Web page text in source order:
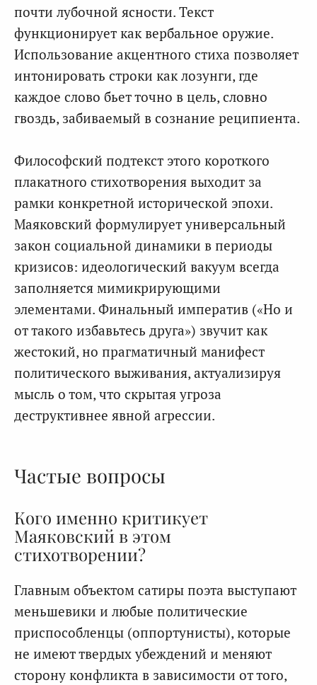
почти лубочной ясности. Текст
функционирует как вербальное оружие.
Использование акцентного стиха позволяет
интонировать строки как лозунги, где
каждое слово бьет точно в цель, словно
гвоздь, забиваемый в сознание реципиента.
Философский подтекст этого короткого
плакатного стихотворения выходит за
рамки конкретной исторической эпохи.
Маяковский формулирует универсальный
закон социальной динамики в периоды
кризисов: идеологический вакуум всегда
заполняется мимикрирующими
элементами. Финальный императив («Но и
от такого избавьтесь друга») звучит как
жестокий, но прагматичный манифест
политического выживания, актуализируя
мысль о том, что скрытая угроза
деструктивнее явной агрессии.
Частые вопросы
Кого именно критикует
Маяковский в этом
стихотворении?
Главным объектом сатиры поэта выступают
меньшевики и любые политические
приспособленцы (оппортунисты), которые
не имеют твердых убеждений и меняют
сторону конфликта в зависимости от того,